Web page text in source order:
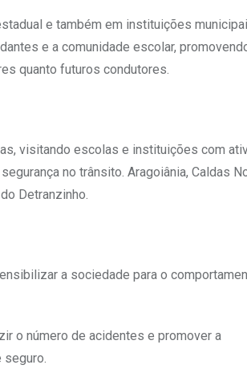
e também em instituições
e a comunidade escolar,
quanto futuros condutores.
visitando escolas e instituições com
no trânsito. Aragoiânia, Caldas
Detranzinho.
a sociedade para o
o número de acidentes e promover a
seguro.